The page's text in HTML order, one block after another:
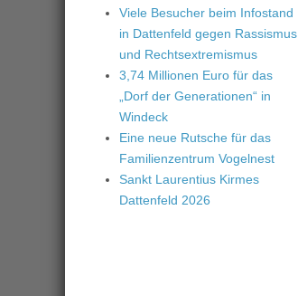
Viele Besucher beim Infostand
in Dattenfeld gegen Rassismus
und Rechtsextremismus
3,74 Millionen Euro für das
„Dorf der Generationen“ in
Windeck
Eine neue Rutsche für das
Familienzentrum Vogelnest
Sankt Laurentius Kirmes
Dattenfeld 2026